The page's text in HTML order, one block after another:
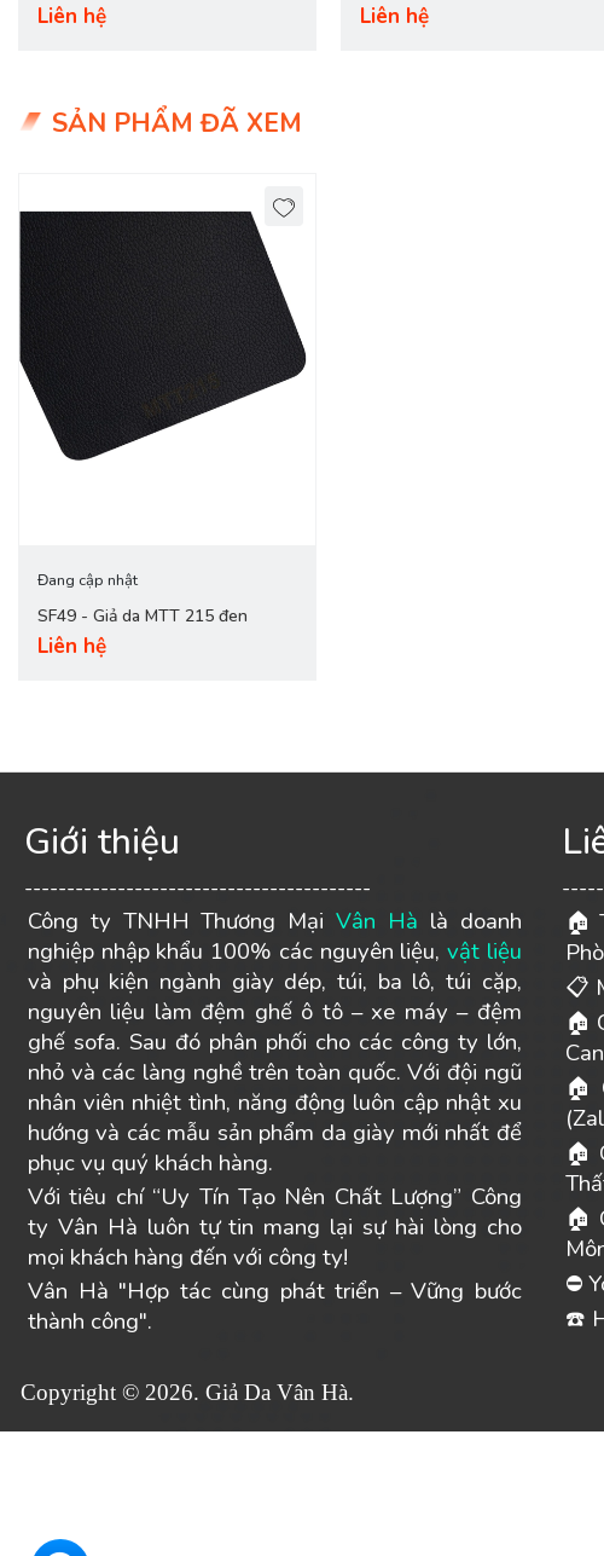
Liên hệ Liên hệ
SẢN PHẨM ĐÃ XEM
Đang cập nhật
SF49 - Giả da MTT 215 đen
Liên hệ
Giới thiệu
-----------------------------------------
Công ty TNHH Thương MạiVân Hà là doanh
nghiệp nhập khẩu 100% các nguyên liệu, vật liệu
và phụ kiện ngành giày dép, túi, ba lô, túi cặp,
nguyên liệu làm đệm ghế ô tô – xe máy – đệm
ghế sofa. Sau đó phân phối cho các công ty lớn,
nhỏ và các làng nghề trên toàn quốc. Với đội ngũ
nhân viên nhiệt tình, năng động luôn cập nhật xu
hướng và các mẫu sản phẩm da giày mới nhất để
phục vụ quý khách hàng.
Với tiêu chí “Uy Tín Tạo Nên Chất Lượng” Công
ty Vân Hà luôn tự tin mang lại sự hài lòng cho
mọi khách hàng đến với công ty!
Vân Hà "Hợp tác cùng phát triển – Vững bước
thành công".
🏠
📋
🏠
🏠
🏠
🏠
⛔
☎
Copyright © 2026. Giả Da Vân Hà.